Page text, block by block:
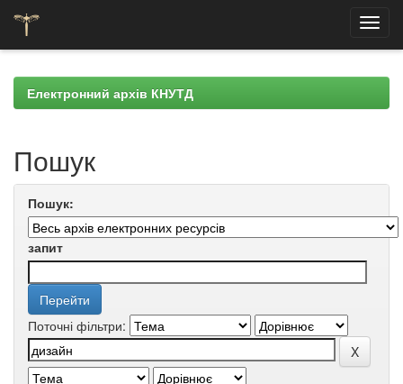
navigationЕлектронний архів КНУТД
Пошук
Пошук:
запит
Поточні фільтри: